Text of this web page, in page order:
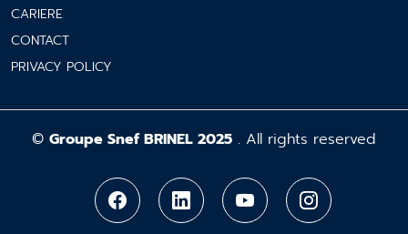
CARIERE
CONTACT
PRIVACY POLICY
© Groupe Snef BRINEL 2025 . All rights reserved